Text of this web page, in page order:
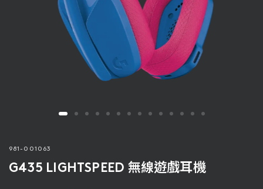
981-001063
G435 LIGHTSPEED 無線遊戲耳機